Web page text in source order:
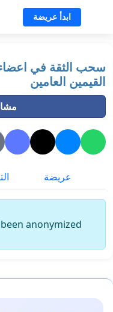
ابدأ عريضة
سحب الثقة في اعضاء
القيمين العامين
عريضة
anonymized.